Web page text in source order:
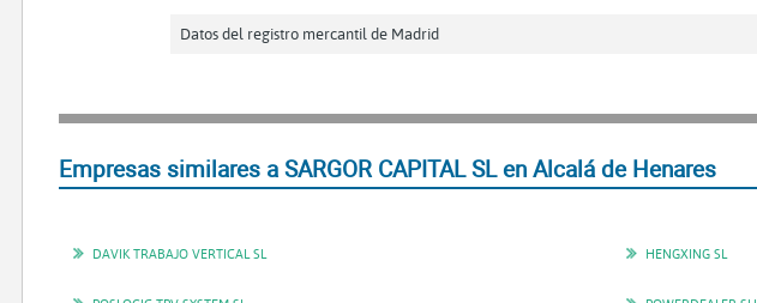
Datos del registro mercantil de Madrid
Empresas similares a SARGOR CAPITAL SL en Alcalá de Henares
DAVIK TRABAJO VERTICAL SL HENGXING SL